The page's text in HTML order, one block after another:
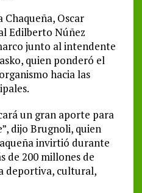
Oscar
Edilberto Núñez
junto al intendente
quien ponderó el
hacia las
un gran aporte para
dijo Brugnoli, quien
invirtió durante
de 200 millones de
deportiva, cultural,